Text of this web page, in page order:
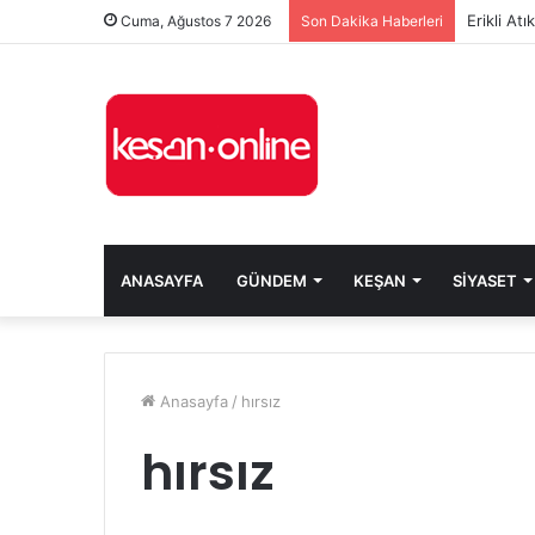
Cuma, Ağustos 7 2026 Son Dakika Haberleri Erikli
ANASAYFA GÜNDEM KEŞAN SIYASET
Anasayfa / hırsız
hırsız